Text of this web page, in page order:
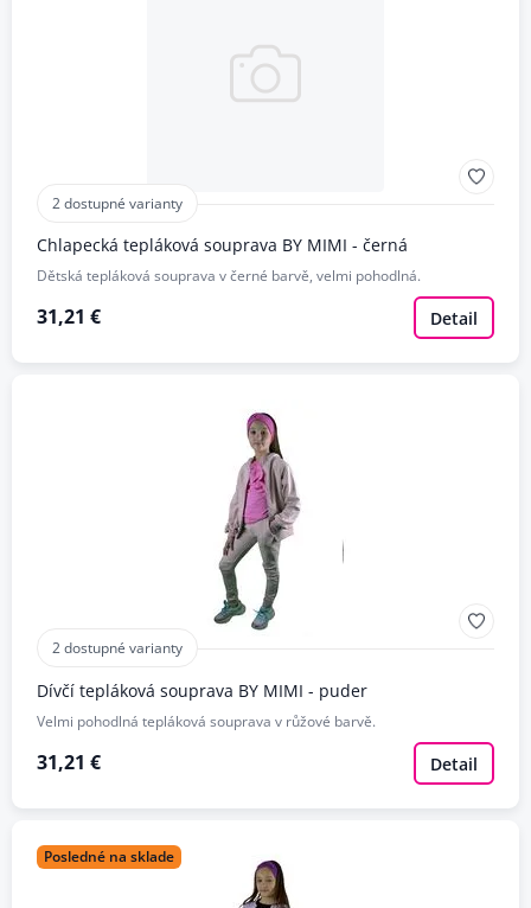
2 dostupné varianty
Chlapecká tepláková souprava BY MIMI - černá
Dětská tepláková souprava v černé barvě, velmi pohodlná.
31,21 € Detail
2 dostupné varianty
Dívčí tepláková souprava BY MIMI - puder
Velmi pohodlná tepláková souprava v růžové barvě.
31,21 € Detail
Posledné na sklade